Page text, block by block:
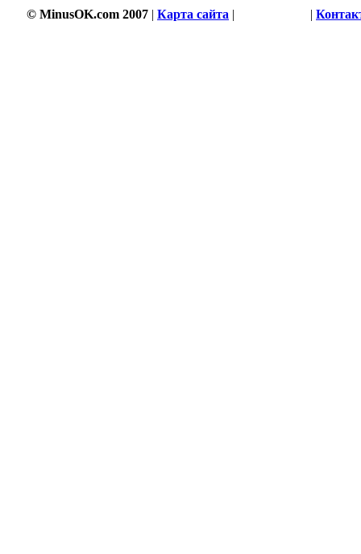
© MinusOK.com 2007 | Карта сайта | |